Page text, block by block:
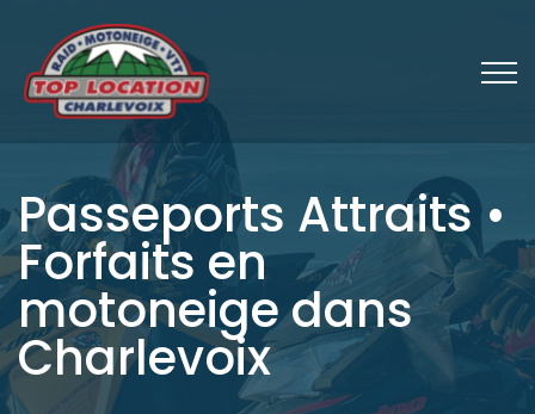
Passeports Attraits •
Forfaits en
motoneige dans
Charlevoix